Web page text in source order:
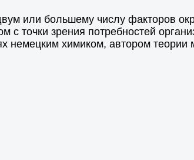
двум или большему числу факторов
точки зрения потребностей
химиком, автором теории